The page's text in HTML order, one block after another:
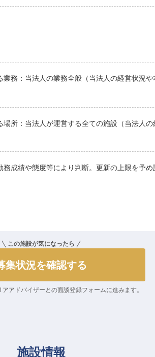
務：当法人の業務全般（当法人の経営状況
所：当法人が運営する全ての施設（当法人
務成績や態度等により判断。更新の上限を予
この施設が気になったら
集状況を確認する
アアドバイザーとの面談登録フォームに進みます。
施設情報